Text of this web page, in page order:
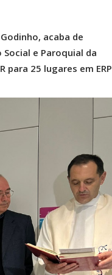
acaba de
Social e Paroquial da
para 25 lugares em ERP